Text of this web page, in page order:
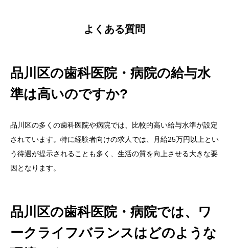
よくある質問
品川区の歯科医院・病院の給与水
準は高いのですか?
品川区の多くの歯科医院や病院では、比較的高い給与水準が設定
されています。特に経験者向けの求人では、月給25万円以上とい
う待遇が提示されることも多く、生活の質を向上させる大きな要
因となります。
品川区の歯科医院・病院では、ワ
ークライフバランスはどのような